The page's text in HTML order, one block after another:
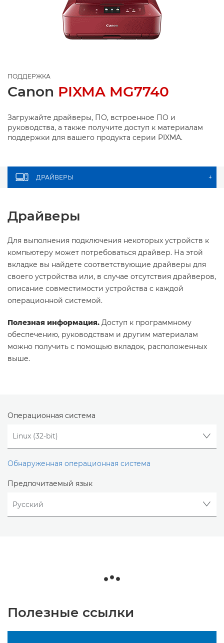
ПОДДЕРЖКА
Canon PIXMA MG7740
Загружайте драйверы, ПО, встроенное ПО и
руководства, а также получите доступ к материалам
поддержки для вашего продукта серии PIXMA.
ДРАЙВЕРЫ +
Драйверы
Для выполнения подключения некоторых устройств к
компьютеру может потребоваться драйвер. На этой
вкладке вы найдете соответствующие драйверы для
своего устройства или, в случае отсутствия драйверов,
описание совместимости устройства с каждой
операционной системой.
Полезная информация. Доступ к программному
обеспечению, руководствам и другим материалам
можно получить с помощью вкладок, расположенных
выше.
Операционная система
Обнаруженная операционная система
Предпочитаемый язык
Полезные ссылки